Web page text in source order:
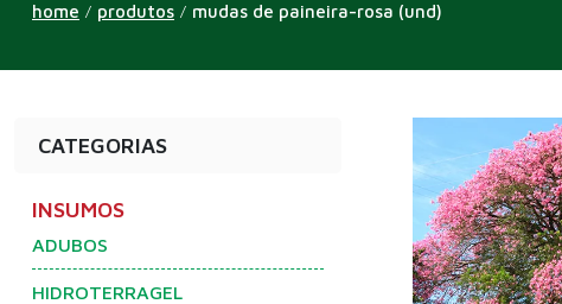
home / produtos / mudas de paineira-rosa (und)
CATEGORIAS
INSUMOS
ADUBOS
HIDROTERRAGEL